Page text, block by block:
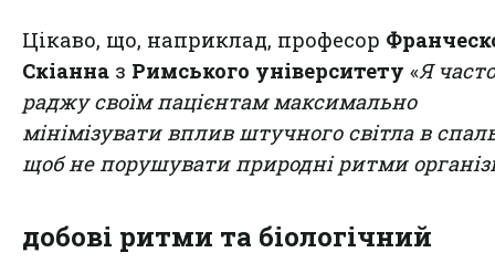
Цікаво, що, наприклад, професор
Скіанна з Римського університету «Я часто
раджу своїм пацієнтам максимально
мінімізувати вплив штучного світла в
щоб не порушувати природні ритми
добові ритми та біологічний